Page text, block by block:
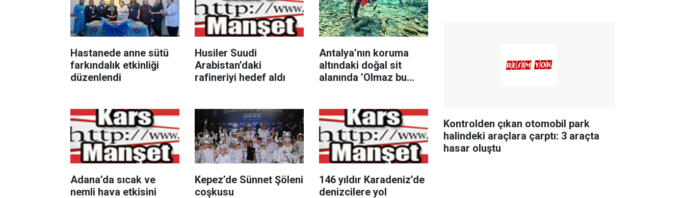
Hastanede anne sütü
farkındalık etkinliği
düzenlendi
Husiler Suudi
Arabistan’daki
rafineriyi hedef aldı
Antalya’nın koruma
altındaki doğal sit
alanında ’Olmaz bu
Adana’da sıcak ve
nemli hava etkisini
Kepez’de Sünnet Şöleni
coşkusu
146 yıldır Karadeniz’de
denizcilere yol
Kontrolden çıkan otomobil park
halindeki araçlara çarptı: 3 araçta
hasar oluştu